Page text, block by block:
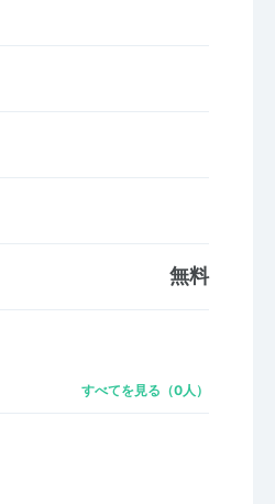
無料
すべてを見る（0人）